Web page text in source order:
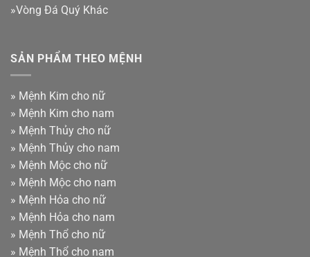
»Vòng Đá Quý Khác
SẢN PHẨM THEO MỆNH
» Mệnh Kim cho nữ
» Mệnh Kim cho nam
» Mệnh Thủy cho nữ
» Mệnh Thủy cho nam
» Mệnh Mộc cho nữ
» Mệnh Mộc cho nam
» Mệnh Hỏa cho nữ
» Mệnh Hỏa cho nam
» Mệnh Thổ cho nữ
» Mệnh Thổ cho nam